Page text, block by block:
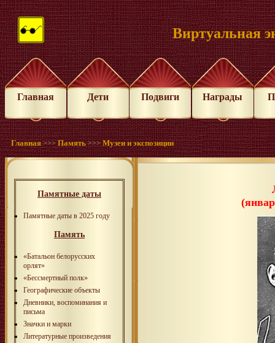
Виртуальная
Главная Дети Подвиги Награды
Главная >>>Память >>>Музеи и экспозиции
Памятные даты
Памятные даты в 2025 году
Память
«Батальон белорусских
орлят»
«Бессмертный полк»
Географические объекты
Дневники, воспоминания и
письма
Значки и марки
Литературные произведения